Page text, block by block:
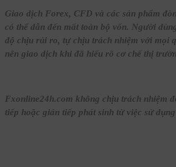
Giao dịch Forex, CFD và các sản phẩm
có thể dẫn đến mất toàn bộ vốn. Người
độ chịu rủi ro, tự chịu trách nhiệm với mọi
nên giao dịch khi đã hiểu rõ cơ chế thị
Fxonline24h.com không chịu trách nhiệm
tiếp hoặc gián tiếp phát sinh từ việc sử